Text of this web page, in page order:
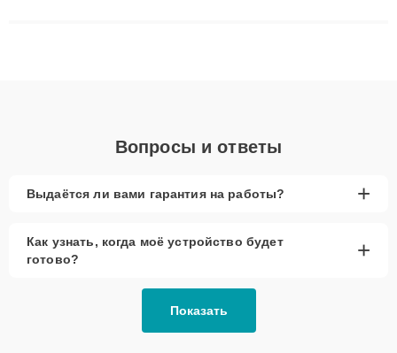
Вопросы и ответы
Выдаётся ли вами гарантия на работы? +
Как узнать, когда моё устройство будет
готово?
+
Показать